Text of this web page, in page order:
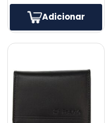
Adicionar